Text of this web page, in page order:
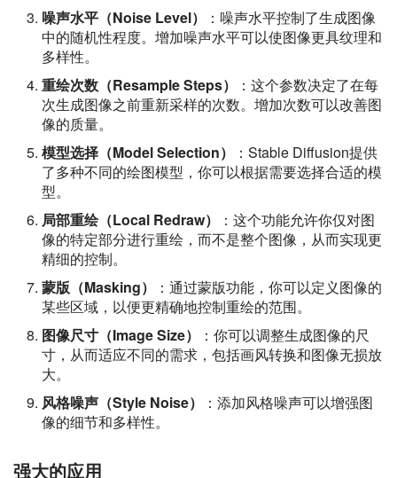
噪声水平（Noise Level）
：噪声水平控制了生成图像
中的随机性程度。增加噪声水平可以使图像更具纹理和
多样性。
重绘次数（Resample Steps）
：这个参数决定了在每
次生成图像之前重新采样的次数。增加次数可以改善图
像的质量。
模型选择（Model Selection）
：Stable Diffusion提供
了多种不同的绘图模型，你可以根据需要选择合适的模
型。
局部重绘（Local Redraw）
：这个功能允许你仅对图
像的特定部分进行重绘，而不是整个图像，从而实现更
精细的控制。
蒙版（Masking）
：通过蒙版功能，你可以定义图像的
某些区域，以便更精确地控制重绘的范围。
图像尺寸（Image Size）
：你可以调整生成图像的尺
寸，从而适应不同的需求，包括画风转换和图像无损放
大。
风格噪声（Style Noise）
：添加风格噪声可以增强图
像的细节和多样性。
强大的应用